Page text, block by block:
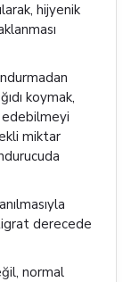
hijyenik
koymak,
edebilmeyi
miktar
derecede
normal